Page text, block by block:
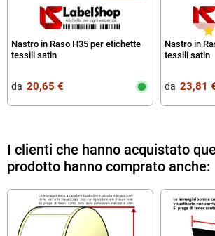
Nastro in Raso H35 per etichette
tessili satin
da‎ ‎ 20,65 €
Nastro in
tessili satin
da‎ ‎ 23,81
I clienti che hanno acquistato
prodotto hanno comprato anche: